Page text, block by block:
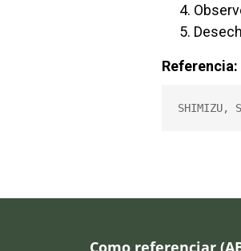
Referencia:
Como referenciar